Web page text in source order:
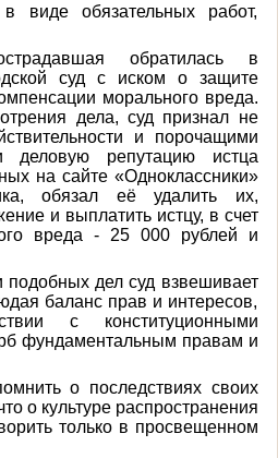
в виде обязательных работ,
обратилась в
суд с иском о защите
морального вреда.
дела, суд признал не
и порочащими
деловую репутацию истца
на сайте «Одноклассники»
обязал её удалить их,
и выплатить истцу, в счет
вреда - 25 000 рублей и
подобных дел суд взвешивает
баланс прав и интересов,
с конституционными
фундаментальным правам и
о последствиях своих
о культуре распространения
только в просвещенном